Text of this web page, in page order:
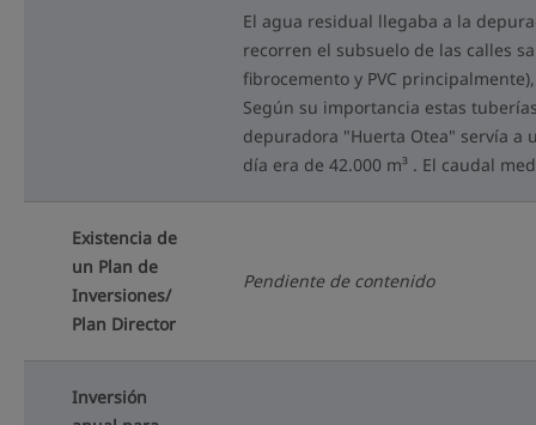
El agua residual llegaba a la
recorren el subsuelo de las calles
fibrocemento y PVC
Según su importancia estas
depuradora "Huerta Otea" servía a
día era de 42.000 m³ . El caudal
Existencia de
un Plan de
Inversiones/
Plan Director
Pendiente de contenido
Inversión